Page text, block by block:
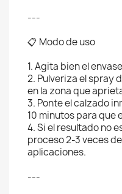
---
📋 Modo de uso
1. Agita bien el
2. Pulveriza el spray
en la zona que
3. Ponte el calzado
10 minutos para que
4. Si el resultado no
proceso 2-3 veces
aplicaciones.
---